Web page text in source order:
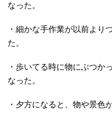
なった。
・細かな手作業が以前より
た。
・歩いてる時に物にぶつか
なった。
・夕方になると、物や景色